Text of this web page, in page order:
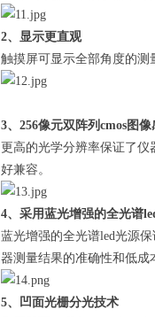
2、显示更直观
触摸屏可显示全部角度的
3、256像元双阵列cmos图
更高的光学分辨率保证了仪器
好兼容。
4、采用蓝光增强的全光谱
蓝光增强的全光谱led光源保
器测量结果的准确性和低
5、凹面光栅分光技术